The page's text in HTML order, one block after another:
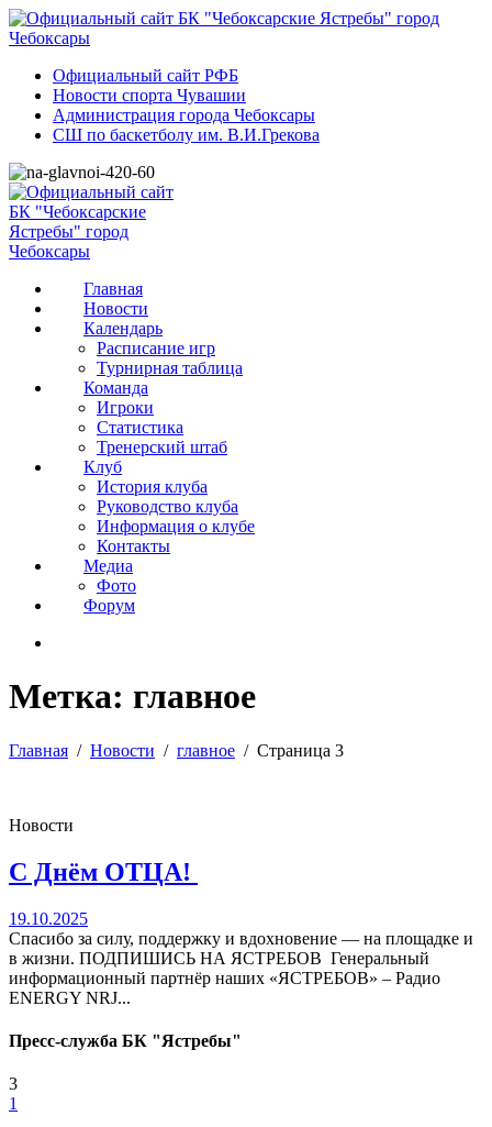
Официальный сайт РФБ
Новости спорта Чувашии
Администрация города Чебоксары
СШ по баскетболу им. В.И.Грекова
Главная
Новости
Календарь
Расписание игр
Турнирная таблица
Команда
Игроки
Статистика
Тренерский штаб
Клуб
История клуба
Руководство клуба
Информация о клубе
Контакты
Медиа
Фото
Форум
Метка: главное
Главная Новости главное Страница 3
Новости
С Днём ОТЦА!
19.10.2025
Спасибо за силу, поддержку и вдохновение — на площадке и
в жизни. ПОДПИШИСЬ НА ЯСТРЕБОВ Генеральный
информационный партнёр наших «ЯСТРЕБОВ» – Радио
ENERGY NRJ...
Пресс-служба БК "Ястребы"
3
1